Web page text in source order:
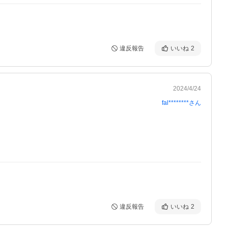
違反報告 いいね 2
2024/4/24
fal********さん
違反報告 いいね 2